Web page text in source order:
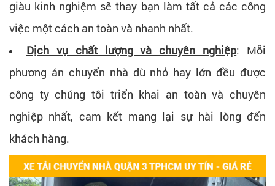
giàu kinh nghiệm sẽ thay bạn làm tất cả các công
việc một cách an toàn và nhanh nhất.
Dịch vụ chất lượng và chuyên nghiệp: Mỗi
phương án chuyển nhà dù nhỏ hay lớn đều được
công ty chúng tôi triển khai an toàn và chuyên
nghiệp nhất, cam kết mang lại sự hài lòng đến
khách hàng.